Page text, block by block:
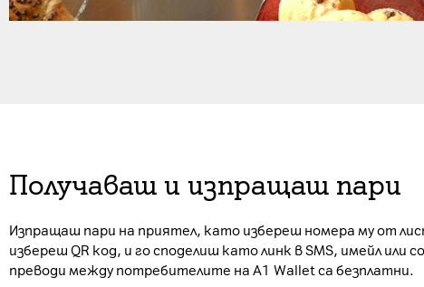
Получаваш и изпращаш пари
Изпращаш пари на приятел, като избереш номера му от
избереш QR код, и го споделиш като линк в SMS, имейл или
преводи между потребителите на A1 Wallet са безплатни.